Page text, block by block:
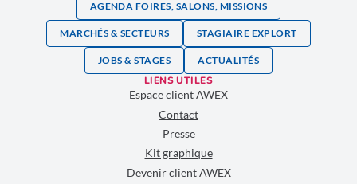
AGENDA FOIRES, SALONS, MISSIONS
MARCHÉS & SECTEURS STAGIAIRE EXPLORT
JOBS & STAGES ACTUALITÉS
LIENS UTILES
Espace client AWEX
Contact
Presse
Kit graphique
Devenir client AWEX